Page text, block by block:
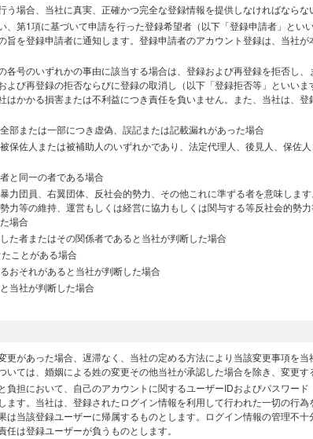
う場合、当社に真実、正確かつ完全な登録情報を提供しなければならな
、第1項に基づいて申請を行った登録希望者（以下「登録申請者」とい
旨を登録申請者に通知します。登録申請者のアカウント登録は、当社
各号のいずれかの事由に該当する場合は、登録および再登録を拒否し
よび再登録の拒否ならびに登録の取消し（以下「登録拒否等」といい
はかかる損害または不利益につき責任を負いません。また、当社は、
部または一部につき虚偽、誤記または記載漏れがあった場合
保佐人または被補助人のいずれかであり、法定代理人、後見人、保佐
と同一の者である場合
力団員、右翼団体、反社会的勢力、その他これに準ずる者を意味しま
力等の維持、運営もしくは経営に協力もしくは関与する等反社会的勢
場合
た者またはその関係者であると当社が判断した場合
ことがある場合
おそれがあると当社が判断した場合
当社が判断した場合
更があった場合、遅滞なく、当社の定める方法により当該変更事項を当
いては、婚姻による姓の変更その他当社が承認した場合を除き、変更す
負担において、自己のアカウントに関するユーザーIDおよびパスワード
ます。当社は、登録されたログイン情報を利用して行われた一切の行
は当該登録ユーザーに帰属するものとします。ログイン情報の管理不
は登録ユーザーが負うものとします。